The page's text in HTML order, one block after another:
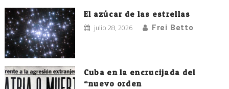
El azúcar de las estrellas
julio 28, 2026 Frei Betto
Cuba en la encrucijada del
“nuevo orden